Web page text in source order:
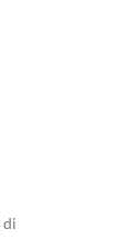
di